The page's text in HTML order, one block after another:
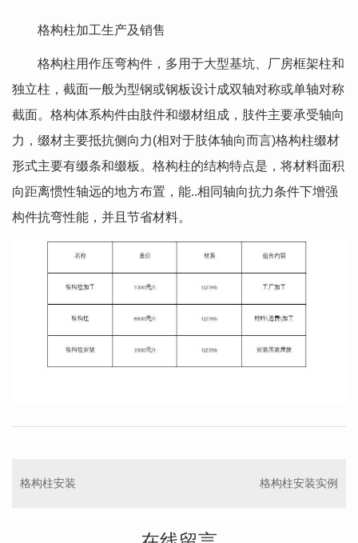
格构柱加工生产及销售
格构柱用作压弯构件，多用于大型基坑、厂房框架柱和
独立柱，截面一般为型钢或钢板设计成双轴对称或单轴对称
截面。格构体系构件由肢件和缀材组成，肢件主要承受轴向
力，缀材主要抵抗侧向力(相对于肢体轴向而言)格构柱缀材
形式主要有缀条和缀板。格构柱的结构特点是，将材料面积
向距离惯性轴远的地方布置，能..相同轴向抗力条件下增强
构件抗弯性能，并且节省材料。
格构柱安装 格构柱安装实例